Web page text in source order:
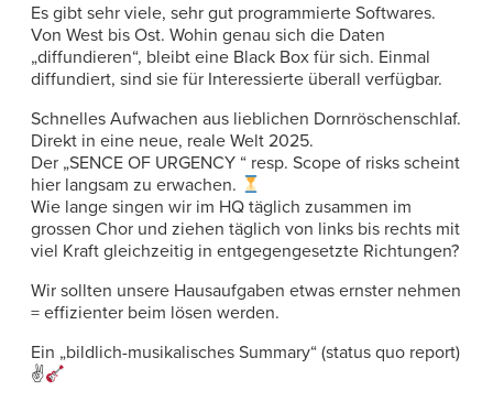
Es gibt sehr viele, sehr gut programmierte Softwares.
Von West bis Ost. Wohin genau sich die Daten
„diffundieren“, bleibt eine Black Box für sich. Einmal
diffundiert, sind sie für Interessierte überall verfügbar.
Schnelles Aufwachen aus lieblichen Dornröschenschlaf.
Direkt in eine neue, reale Welt 2025.
Der „SENCE OF URGENCY “ resp. Scope of risks scheint
hier langsam zu erwachen.
Wie lange singen wir im HQ täglich zusammen im
grossen Chor und ziehen täglich von links bis rechts mit
viel Kraft gleichzeitig in entgegengesetzte Richtungen?
Wir sollten unsere Hausaufgaben etwas ernster nehmen
= effizienter beim lösen werden.
Ein „bildlich-musikalisches Summary“ (status quo report)
✌